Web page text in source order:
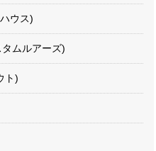
ウス)
ムルアーズ)
ト)